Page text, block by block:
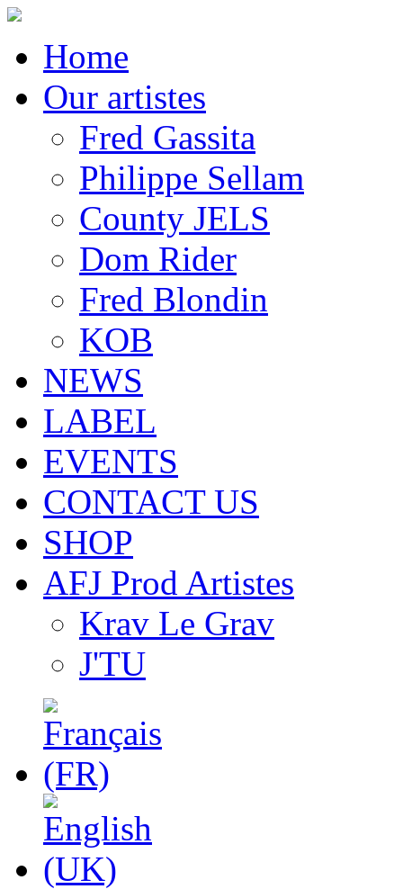
Home
Our artistes
Fred Gassita
Philippe Sellam
County JELS
Dom Rider
Fred Blondin
KOB
NEWS
LABEL
EVENTS
CONTACT US
SHOP
AFJ Prod Artistes
Krav Le Grav
J'TU